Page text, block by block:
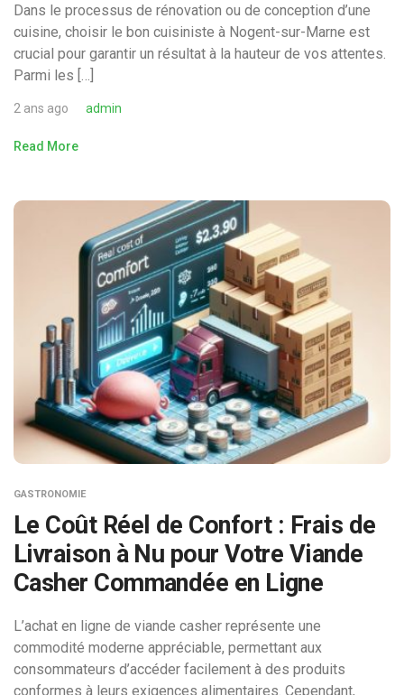
Dans le processus de rénovation ou de conception d’une
cuisine, choisir le bon cuisiniste à Nogent-sur-Marne est
crucial pour garantir un résultat à la hauteur de vos attentes.
Parmi les […]
2 ans ago admin
Read More
GASTRONOMIE
Le Coût Réel de Confort : Frais de
Livraison à Nu pour Votre Viande
Casher Commandée en Ligne
L’achat en ligne de viande casher représente une
commodité moderne appréciable, permettant aux
consommateurs d’accéder facilement à des produits
conformes à leurs exigences alimentaires. Cependant,